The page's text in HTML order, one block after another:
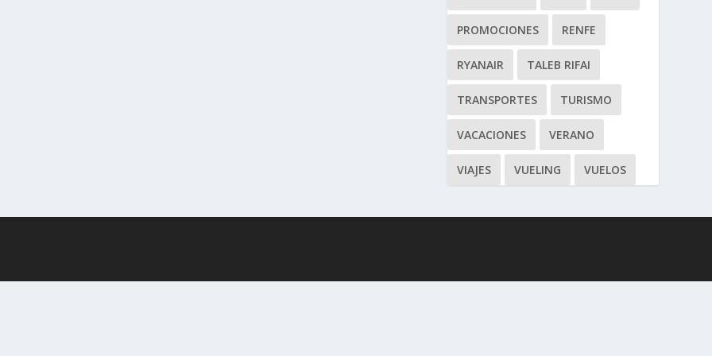
PROMOCIONES RENFE
RYANAIR TALEB RIFAI
TRANSPORTES TURISMO
VACACIONES VERANO
VIAJES VUELING VUELOS